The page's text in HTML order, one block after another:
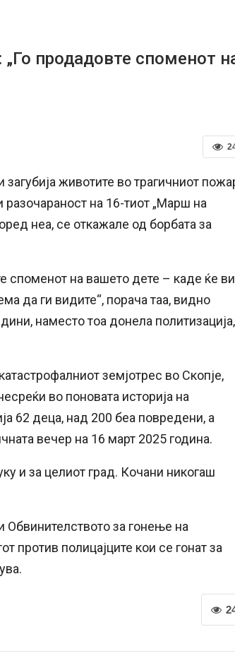
продадовте споменот
животите во трагичниот
разочараност на 16-тиот „Марш на
неа, се откажале од борбата за
споменот на вашето дете – каде ќе ви
да ги видите“, порача таа, видно
наместо тоа донела политизација,
земјотрес во Скопје,
во поновата историја на
62 деца, над 200 беа повредени, а
вечер на 16 март 2025 година.
и за целиот град. Кочани никогаш
Обвинителството за гонење на
против полицајците кои се гонат за